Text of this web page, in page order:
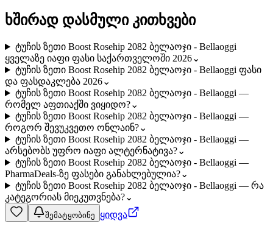
ხშირად დასმული კითხვები
ტუჩის ზეთი Boost Rosehip 2082 ბელაოჯი - Bellaoggi
ყველაზე იაფი ფასი საქართველოში 2026⌄
ტუჩის ზეთი Boost Rosehip 2082 ბელაოჯი - Bellaoggi ფასი
და ფასდაკლება 2026⌄
ტუჩის ზეთი Boost Rosehip 2082 ბელაოჯი - Bellaoggi —
რომელ აფთიაქში ვიყიდო?⌄
ტუჩის ზეთი Boost Rosehip 2082 ბელაოჯი - Bellaoggi —
როგორ შევუკვეთო ონლაინ?⌄
ტუჩის ზეთი Boost Rosehip 2082 ბელაოჯი - Bellaoggi —
არსებობს უფრო იაფი ალტერნატივა?⌄
ტუჩის ზეთი Boost Rosehip 2082 ბელაოჯი - Bellaoggi —
PharmaDeals-ზე ფასები განახლებულია?⌄
ტუჩის ზეთი Boost Rosehip 2082 ბელაოჯი - Bellaoggi — რა
კატეგორიას მიეკუთვნება?⌄
შემატყობინე ყიდვა